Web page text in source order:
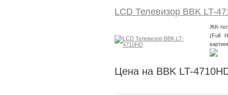
LCD Телевизор BBK LT-
ЖК-
(Full
Цена на BBK LT-